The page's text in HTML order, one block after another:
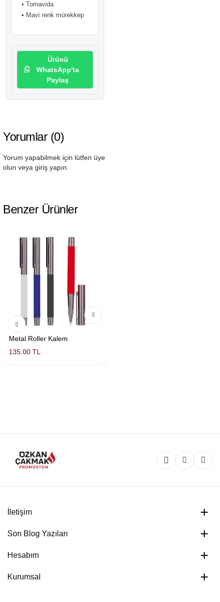
• Tornavida
• Mavi renk mürekkep
Ürünü
WhatsApp'ta
Paylaş
Yorumlar (0)
Yorum yapabilmek için lütfen üye
olun veya giriş yapın.
Benzer Ürünler
Metal Roller Kalem
135.00 TL
İletişim
Son Blog Yazıları
Hesabım
Kurumsal